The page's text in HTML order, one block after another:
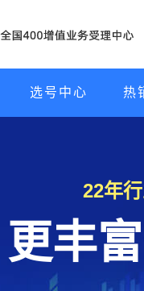
选号中心 热
22年
更丰